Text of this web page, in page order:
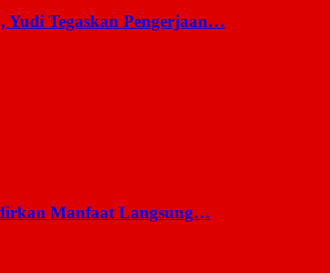
Yudi Tegaskan Pengerjaan…
Manfaat Langsung…